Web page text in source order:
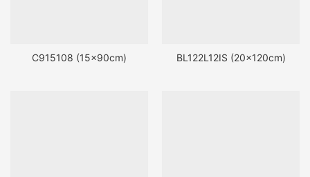
C915108 (15x90cm) BL122L12IS (20x120cm)